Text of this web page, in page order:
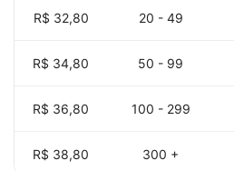
R$ 32,80 20 - 49
R$ 34,80 50 - 99
R$ 36,80 100 - 299
R$ 38,80 300 +